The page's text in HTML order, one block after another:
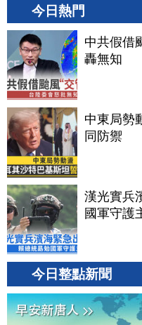
今日熱門
中共假借
轟無知
中東局勢
同防禦
漢光實兵
國軍守護
今日整點新聞